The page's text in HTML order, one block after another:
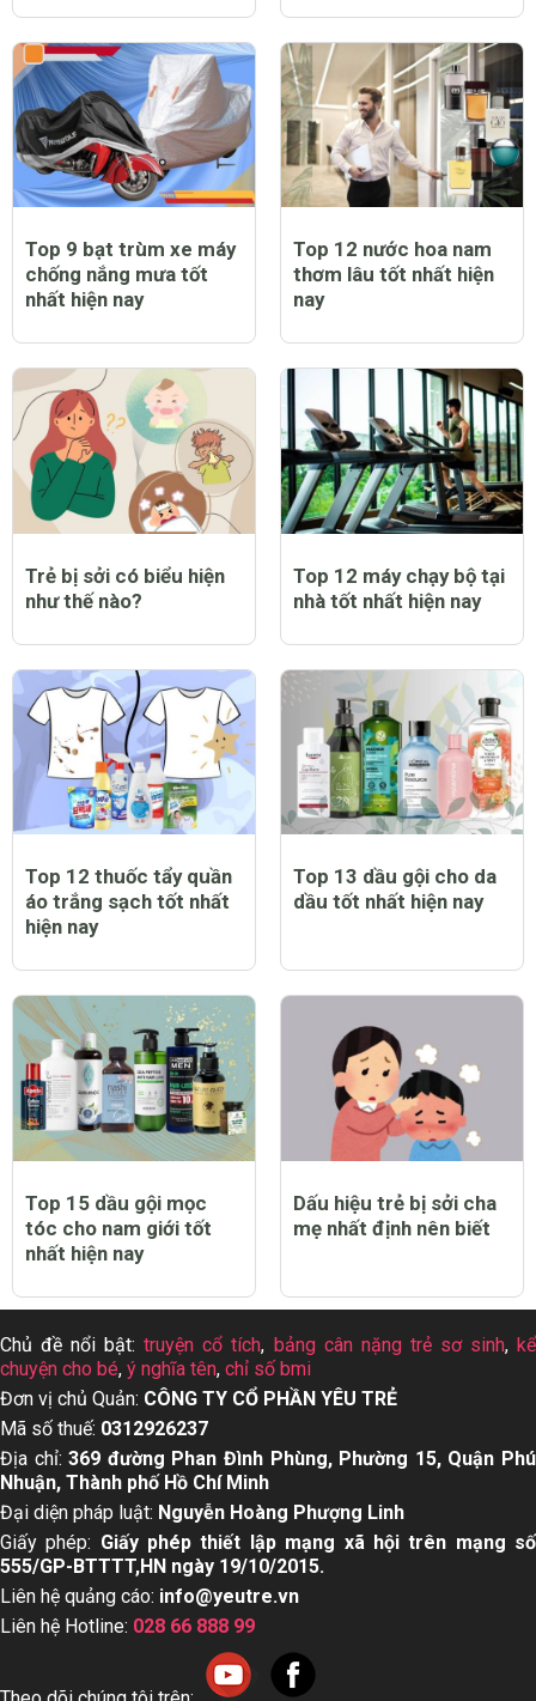
Top 9 bạt trùm xe máy
chống nắng mưa tốt
nhất hiện nay
Top 12 nước hoa nam
thơm lâu tốt nhất hiện
nay
Trẻ bị sởi có biểu hiện
như thế nào?
Top 12 máy chạy bộ tại
nhà tốt nhất hiện nay
Top 12 thuốc tẩy quần
áo trắng sạch tốt nhất
hiện nay
Top 13 dầu gội cho da
dầu tốt nhất hiện nay
Top 15 dầu gội mọc
tóc cho nam giới tốt
nhất hiện nay
Dấu hiệu trẻ bị sởi cha
mẹ nhất định nên biết
Chủ đề nổi bật:truyện cổ tích, bảng cân nặng trẻ sơ sinh,kể
chuyện cho bé, ý nghĩa tên, chỉ số bmi
Đơn vị chủ Quản: CÔNG TY CỔ PHẦN YÊU TRẺ
Mã số thuế: 0312926237
Địa chỉ:369 đường Phan Đình Phùng, Phường 15, Quận Phú
Nhuận, Thành phố Hồ Chí Minh
Đại diện pháp luật: Nguyễn Hoàng Phượng Linh
Giấy phép: Giấy phép thiết lập mạng xã hội trên mạng số
555/GP-BTTTT,HN ngày 19/10/2015.
Liên hệ quảng cáo: info@yeutre.vn
Liên hệ Hotline: 028 66 888 99